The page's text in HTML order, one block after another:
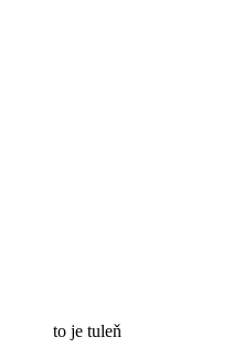
to je tuleň